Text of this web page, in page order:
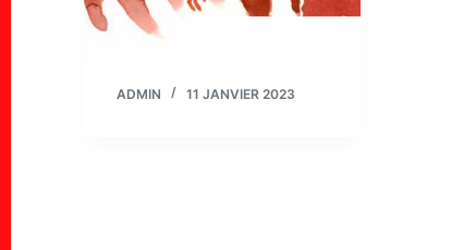
ADMIN 11 JANVIER 2023